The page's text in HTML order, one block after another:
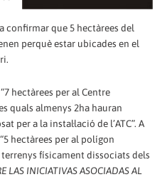
confirmar que 5 hectàrees del
perquè estar ubicades en el
hectàrees per al Centre
quals almenys 2ha hauran
per a la instal·lació de l’ATC”. A
hectàrees per al polígon
físicament dissociats dels
LAS INICIATIVAS ASOCIADAS AL